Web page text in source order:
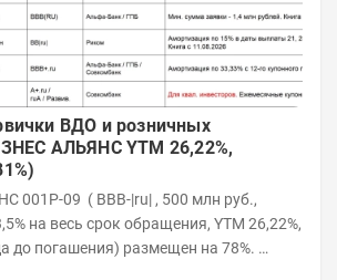
ВДО и розничных
АЛЬЯНС YTM 26,22%,
001P-09 ( BBB-|ru| , 500 млн руб.,
на весь срок обращения, YTM 26,22%,
до погашения) размещен на 78%.